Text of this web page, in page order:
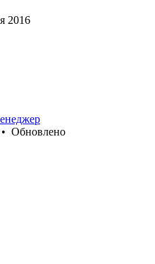
2016
• Обновлено